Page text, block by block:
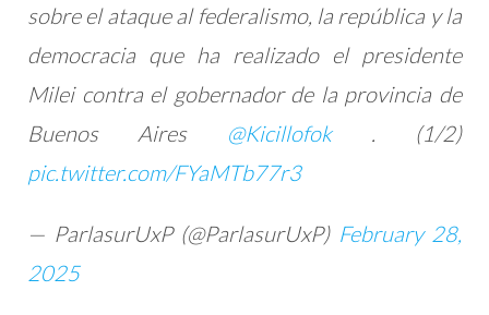
sobre el ataque al federalismo, la república y la
democracia que ha realizado el presidente
Milei contra el gobernador de la provincia de
Buenos Aires
@Kicillofok. (1/2)
pic.twitter.com/FYaMTb77r3
— ParlasurUxP (@ParlasurUxP) February 28,
2025